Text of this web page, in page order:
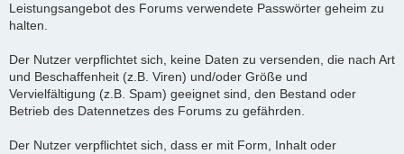
Leistungsangebot des Forums verwendete Passwörter geheim zu
halten.
Der Nutzer verpflichtet sich, keine Daten zu versenden, die nach Art
und Beschaffenheit (z.B. Viren) und/oder Größe und
Vervielfältigung (z.B. Spam) geeignet sind, den Bestand oder
Betrieb des Datennetzes des Forums zu gefährden.
Der Nutzer verpflichtet sich, dass er mit Form, Inhalt oder